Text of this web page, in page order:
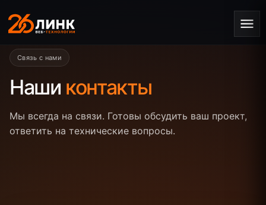
Связь с нами
Наши контакты
Мы всегда на связи. Готовы обсудить ваш проект,
ответить на технические вопросы.